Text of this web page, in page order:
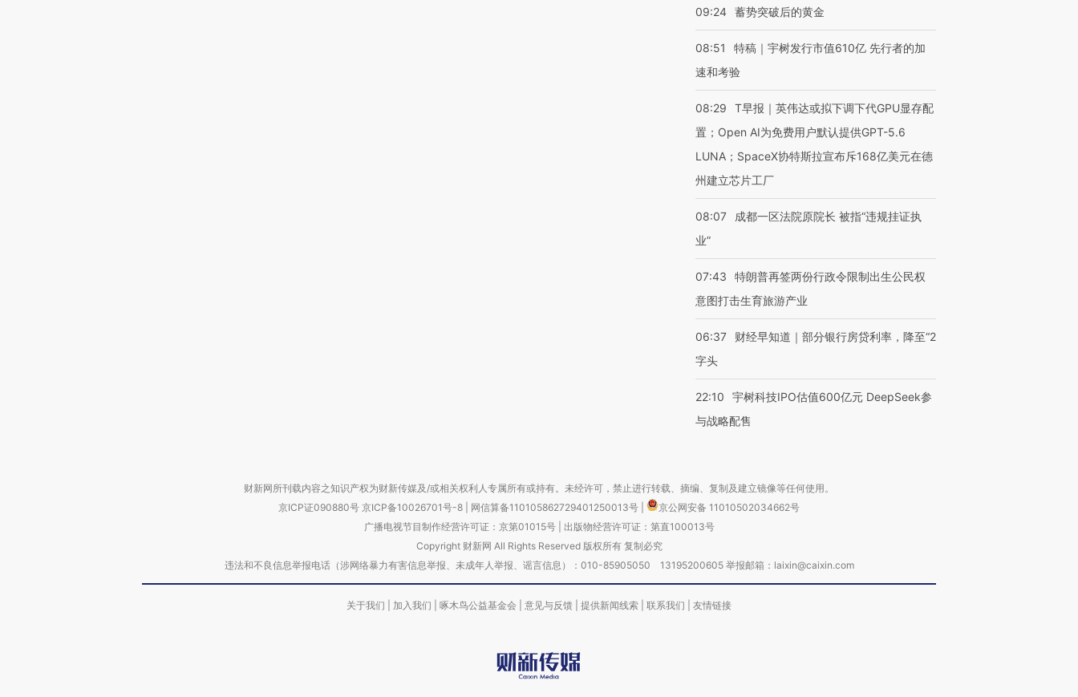
09:24 蓄势突破后的黄金
08:51
特稿｜宇树发行市值610亿 先行者的加
速和考验
08:29
T早报｜英伟达或拟下调下代GPU显存配
置；Open AI为免费用户默认提供GPT-5.6
LUNA；SpaceX协特斯拉宣布斥168亿美元在德
州建立芯片工厂
08:07
成都一区法院原院长 被指“违规挂证执
业”
07:43
特朗普再签两份行政令限制出生公民权
意图打击生育旅游产业
06:37
财经早知道｜部分银行房贷利率，降至“2
字头
22:10
宇树科技IPO估值600亿元 DeepSeek参
与战略配售
财新网所刊载内容之知识产权为财新传媒及/或相关权利人专属所有或持有。未经许可，禁止进行转载、摘编、复制及建立镜像等任何使用。
京ICP证090880号 京ICP备10026701号-8 网信算备110105862729401250013号
京公网安备 11010502034662号
广播电视节目制作经营许可证：京第01015号| 出版物经营许可证：第直100013号
Copyright 财新网 All Rights Reserved 版权所有 复制必究
违法和不良信息举报电话（涉网络暴力有害信息举报、未成年人举报、谣言信息）：010-85905050 13195200605 举报邮箱：laixin@caixin.com
关于我们 加入我们 啄木鸟公益基金会 意见与反馈 提供新闻线索 联系我们 友情链接